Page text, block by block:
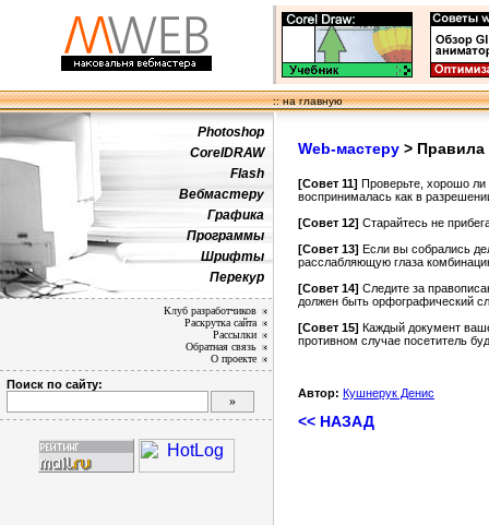
:: на главную
Photoshop
CorelDRAW
Flash
Вебмастеру
Графика
Программы
Шрифты
Перекур
Клуб разработчиков
Раскрутка сайта
Рассылки
Обратная связь
О проекте
Поиск по сайту:
Web-мастеру > Правила
[Совет 11] Проверьте, хорошо
воспринималась как в
[Совет 12] Старайтесь не
[Совет 13] Если вы собрались
расслабляющую глаза
[Совет 14] Следите за
должен быть орфографический
[Совет 15] Каждый документ
противном случае посетитель
Автор: Кушнерук Денис
<< НАЗАД